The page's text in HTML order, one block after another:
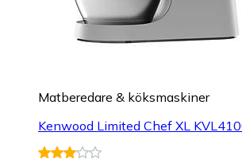
Matberedare & köksmaskiner
Kenwood Limited Chef XL